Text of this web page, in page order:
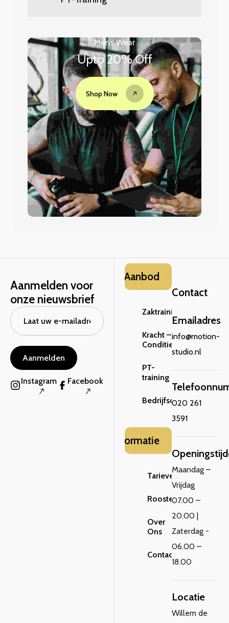
Men’s Wear
Upto 20% Off
Shop Now
Aanmelden voor
onze nieuwsbrief
Aanmelden
Instagram Facebook
Aanbod
Zaktraining
Kracht –
Conditie
PT-
training
Bedrijfsclinic
Informatie
Tarieven
Rooster
Over
Ons
Contact
Contact
Emailadres
info@motion-
studio.nl
020 261
3591
Maandag –
Vrijdag
07.00 –
20.00 |
Zaterdag -
06.00 –
18.00
Locatie
Willem de